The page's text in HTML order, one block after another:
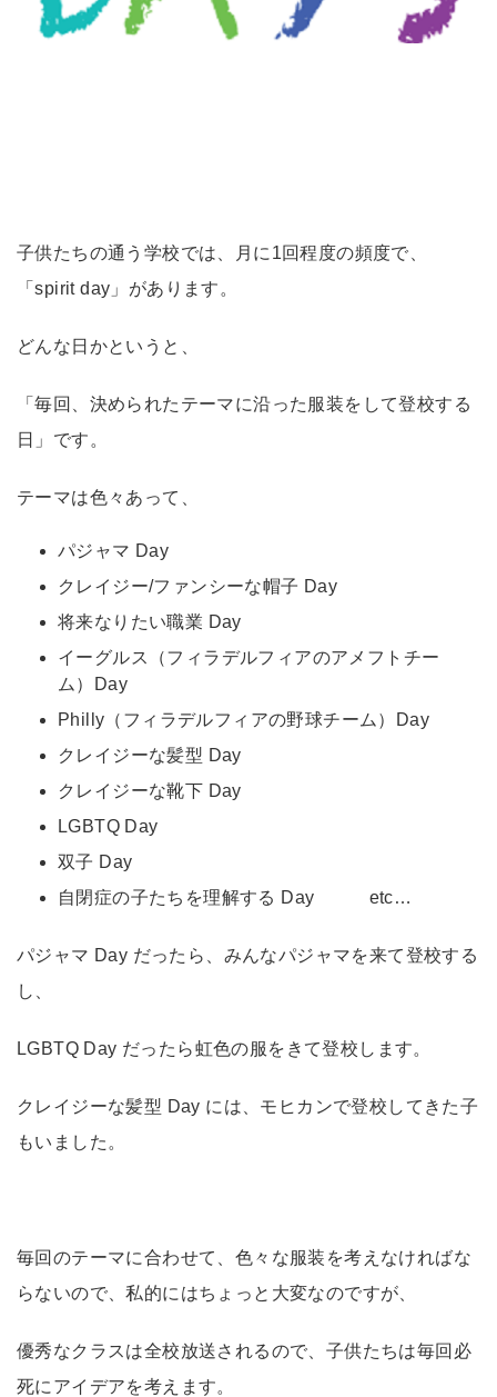
子供たちの通う学校では、月に1回程度の頻度で、
「spirit day」があります。
どんな日かというと、
「毎回、決められたテーマに沿った服装をして登校する
日」です。
テーマは色々あって、
パジャマ Day
クレイジー/ファンシーな帽子 Day
将来なりたい職業 Day
イーグルス（フィラデルフィアのアメフトチー
ム）Day
Philly（フィラデルフィアの野球チーム）Day
クレイジーな髪型 Day
クレイジーな靴下 Day
LGBTQ Day
双子 Day
自閉症の子たちを理解する Day etc…
パジャマ Day だったら、みんなパジャマを来て登校する
し、
LGBTQ Day だったら虹色の服をきて登校します。
クレイジーな髪型 Day には、モヒカンで登校してきた子
もいました。
毎回のテーマに合わせて、色々な服装を考えなければな
らないので、私的にはちょっと大変なのですが、
優秀なクラスは全校放送されるので、子供たちは毎回必
死にアイデアを考えます。